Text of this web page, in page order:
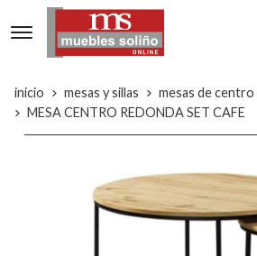
inicio mesas y sillas
mesas de centro
MESA CENTRO REDONDA SET CAFE